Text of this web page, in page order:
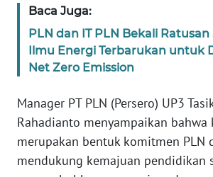
Baca Juga:
PLN dan IT PLN Bekali Ratusan
Ilmu Energi Terbarukan untuk
Net Zero Emission
Manager PT PLN (Persero) UP3
Rahadianto menyampaikan bahwa
merupakan bentuk komitmen PLN
mendukung kemajuan pendidikan
WN
LAMPUNG
WN
NUSANTARA